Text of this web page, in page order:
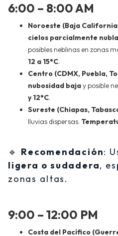
6:00 – 8:00 AM
Noroeste (Baja
cielos parcialmente
posibles neblinas en zonas
12 a 15°C.
Centro (CDMX, Puebla,
nubosidad bajay posible
y 12°C.
Sureste (Chiapas,
lluvias dispersas.
🔹 Recomendación:
ligera o sudadera,
zonas altas.
9:00 – 12:00 PM
Costa del Pacífico